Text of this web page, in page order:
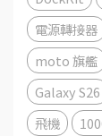
電源轉接器
moto 旗艦
Galaxy S26
飛機